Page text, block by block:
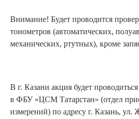
Внимание! Будет проводится
тонометров (автоматических,
механических, ртутных), кроме
В г. Казани акция будет
в ФБУ «ЦСМ Татарстан» (отдел
измерений) по адресу г. Казань, ул.